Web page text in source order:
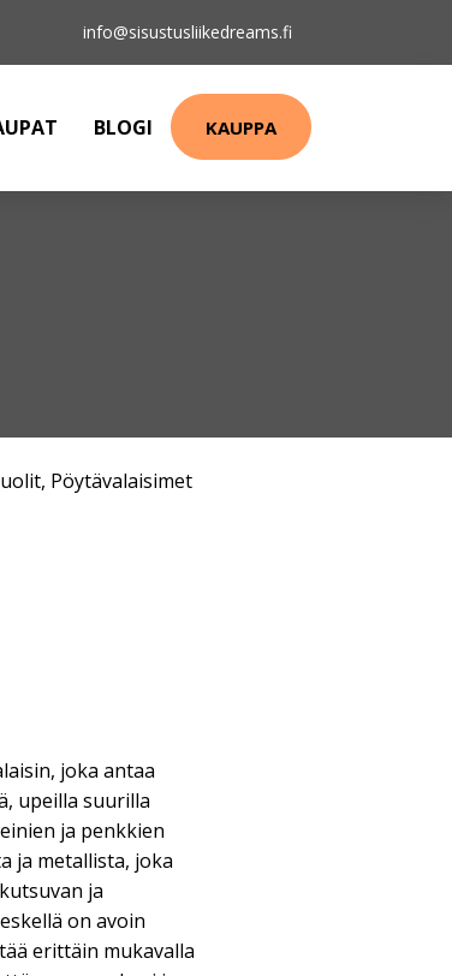
info@sisustusliikedreams.fi
BLOGI KAUPPA
, Pöytävalaisimet
joka antaa
upeilla suurilla
ja penkkien
ja metallista, joka
ja
on avoin
erittäin mukavalla